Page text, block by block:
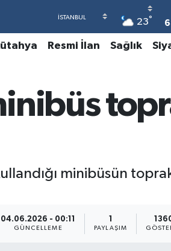
23°
Resmi İlan Sağlık
minibüsün toprak
04.06.2026 - 00:11
GÜNCELLEME PAYLAŞIM